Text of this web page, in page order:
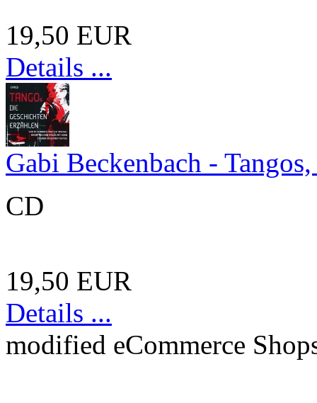
19,50 EUR
Details ...
Gabi Beckenbach -
CD
19,50 EUR
Details ...
modified eCommerce